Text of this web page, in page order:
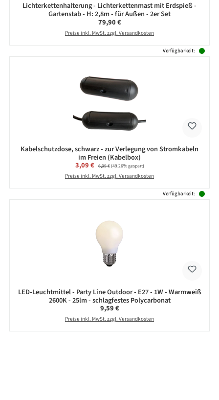
Lichterkettenhalterung - Lichterkettenmast mit Erdspieß -
Gartenstab - H: 2,8m - für Außen - 2er Set
Regulärer Preis:
79,90 €
Preise inkl. MwSt. zzgl. Versandkosten
Verfügbarkeit:
Kabelschutzdose, schwarz - zur Verlegung von Stromkabeln
im Freien (Kabelbox)
Verkaufspreis:
3,09 € Regulärer Preis:
6,09 €(49.26% gespart)
Preise inkl. MwSt. zzgl. Versandkosten
Verfügbarkeit:
LED-Leuchtmittel - Party Line Outdoor - E27 - 1W - Warmweiß
2600K - 25lm - schlagfestes Polycarbonat
Regulärer Preis:
9,59 €
Preise inkl. MwSt. zzgl. Versandkosten